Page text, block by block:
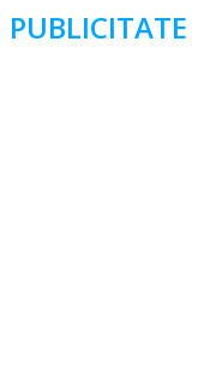
PUBLICITATE